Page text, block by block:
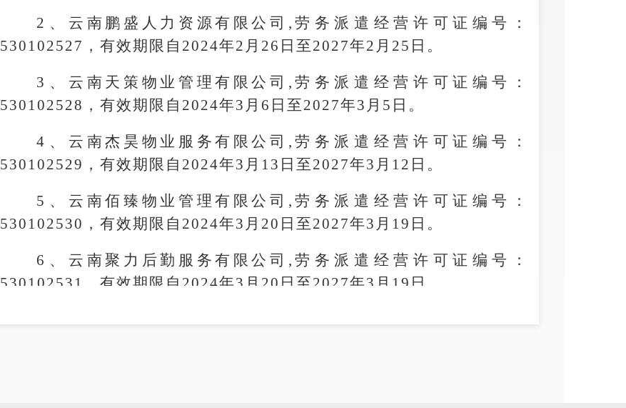
2 、 云南鹏盛人力资源有限公司 , 劳务派遣经营许可证编号：
530102527，有效期限自2024年2月26日至2027年2月25日。
3 、 云南天策物业管理有限公司 , 劳务派遣经营许可证编号：
530102528，有效期限自2024年3月6日至2027年3月5日。
4 、 云南杰昊物业服务有限公司 , 劳务派遣经营许可证编号：
530102529，有效期限自2024年3月13日至2027年3月12日。
5 、 云南佰臻物业管理有限公司 , 劳务派遣经营许可证编号：
530102530，有效期限自2024年3月20日至2027年3月19日。
6 、 云南聚力后勤服务有限公司 , 劳务派遣经营许可证编号：
530102531，有效期限自2024年3月20日至2027年3月19日。